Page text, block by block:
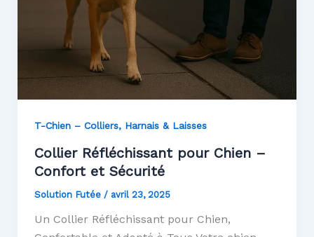
T-Chien – Colliers, Harnais & Laisses
Collier Réfléchissant pour Chien –
Confort et Sécurité
Solution Futée / avril 23, 2025
Un Collier Réfléchissant pour Chien,